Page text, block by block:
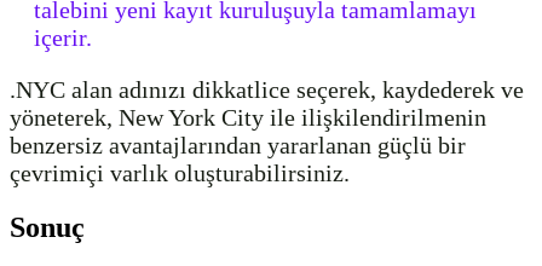
talebini yeni kayıt kuruluşuyla tamamlamayı
içerir.
.NYC alan adınızı dikkatlice seçerek, kaydederek ve
yöneterek, New York City ile ilişkilendirilmenin
benzersiz avantajlarından yararlanan güçlü bir
çevrimiçi varlık oluşturabilirsiniz.
Sonuç